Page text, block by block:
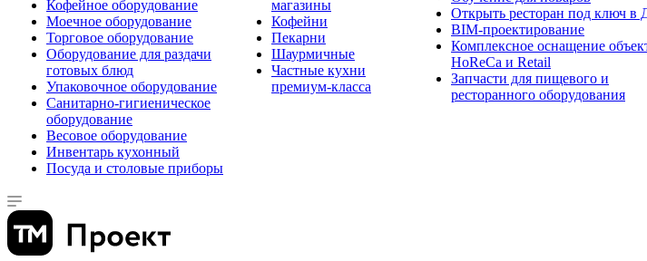
Кофейное оборудование
Моечное оборудование
Торговое оборудование
Оборудование для раздачи
готовых блюд
Упаковочное оборудование
Санитарно-гигиеническое
оборудование
Весовое оборудование
Инвентарь кухонный
Посуда и столовые приборы
магазины
Кофейни
Пекарни
Шаурмичные
Частные кухни
премиум-класса
Открыть ресторан под ключ в
BIM-проектирование
Комплексное оснащение
HoReCa и Retail
Запчасти для пищевого и
ресторанного оборудования